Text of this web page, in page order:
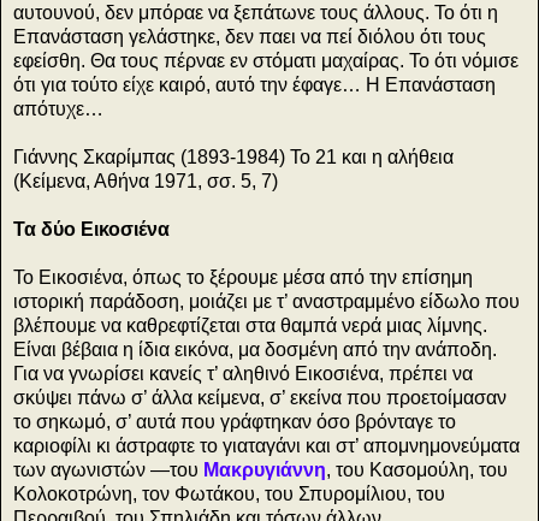
αυτουνού, δεν μπόραε να ξεπάτωνε τους άλλους. Το ότι η
Επανάσταση γελάστηκε, δεν παει να πεί διόλου ότι τους
εφείσθη. Θα τους πέρναε εν στόματι μαχαίρας. Το ότι νόμισε
ότι για τούτο είχε καιρό, αυτό την έφαγε… Η Επανάσταση
απότυχε…
Γιάννης Σκαρίμπας (1893-1984) Το 21 και η αλήθεια
(Κείμενα, Αθήνα 1971, σσ. 5, 7)
Τα δύο Εικοσιένα
Το Εικοσιένα, όπως το ξέρουμε μέσα από την επίσημη
ιστορική παράδοση, μοιάζει με τ’ αναστραμμένο είδωλο που
βλέπουμε να καθρεφτίζεται στα θαμπά νερά μιας λίμνης.
Είναι βέβαια η ίδια εικόνα, μα δοσμένη από την ανάποδη.
Για να γνωρίσει κανείς τ’ αληθινό Εικοσιένα, πρέπει να
σκύψει πάνω σ’ άλλα κείμενα, σ’ εκείνα που προετοίμασαν
το σηκωμό, σ’ αυτά που γράφτηκαν όσο βρόνταγε το
καριοφίλι κι άστραφτε το γιαταγάνι και στ’ απομνημονεύματα
των αγωνιστών —του Μακρυγιάννη, του Κασομούλη, του
Κολοκοτρώνη, τον Φωτάκου, του Σπυρομίλιου, του